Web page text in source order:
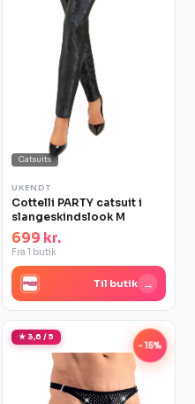
Catsuits
UKENDT
Cottelli PARTY catsuit i
slangeskindslook M
699 kr.
Fra 1 butik
Til butik →
★ 3,6 / 5
-15%